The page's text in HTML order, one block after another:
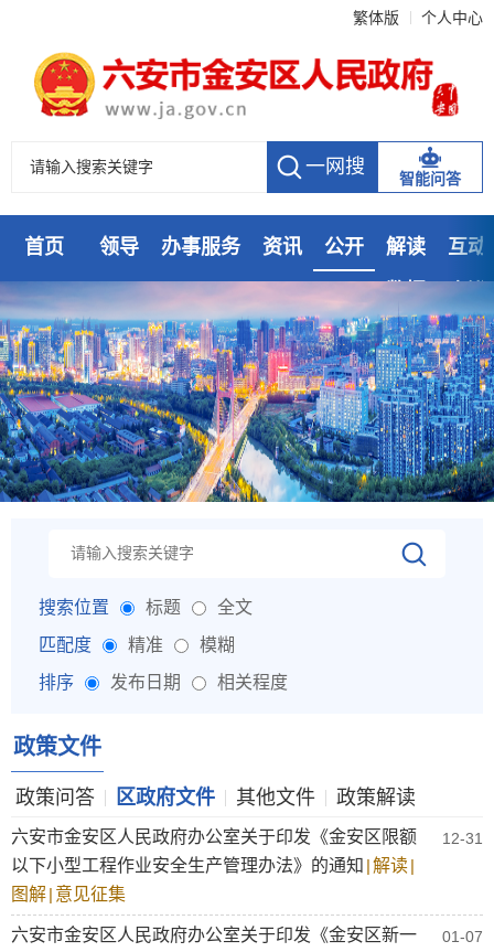
繁体版 个人中心
智能问答
首页 领导 办事服务 资讯 公开 解读
互动
搜索位置 标题
全文
匹配度
精准
模糊
排序
发布日期 相关程度
政策文件
政策问答 区政府文件 其他文件 政策解读
12-31
六安市金安区人民政府办公室关于印发《金安区限额
以下小型工程作业安全生产管理办法》的通知 |解读|
图解| 意见征集
01-07
六安市金安区人民政府办公室关于印发《金安区新一